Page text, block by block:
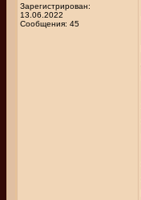
Зарегистрирован:
13.06.2022
Сообщения: 45